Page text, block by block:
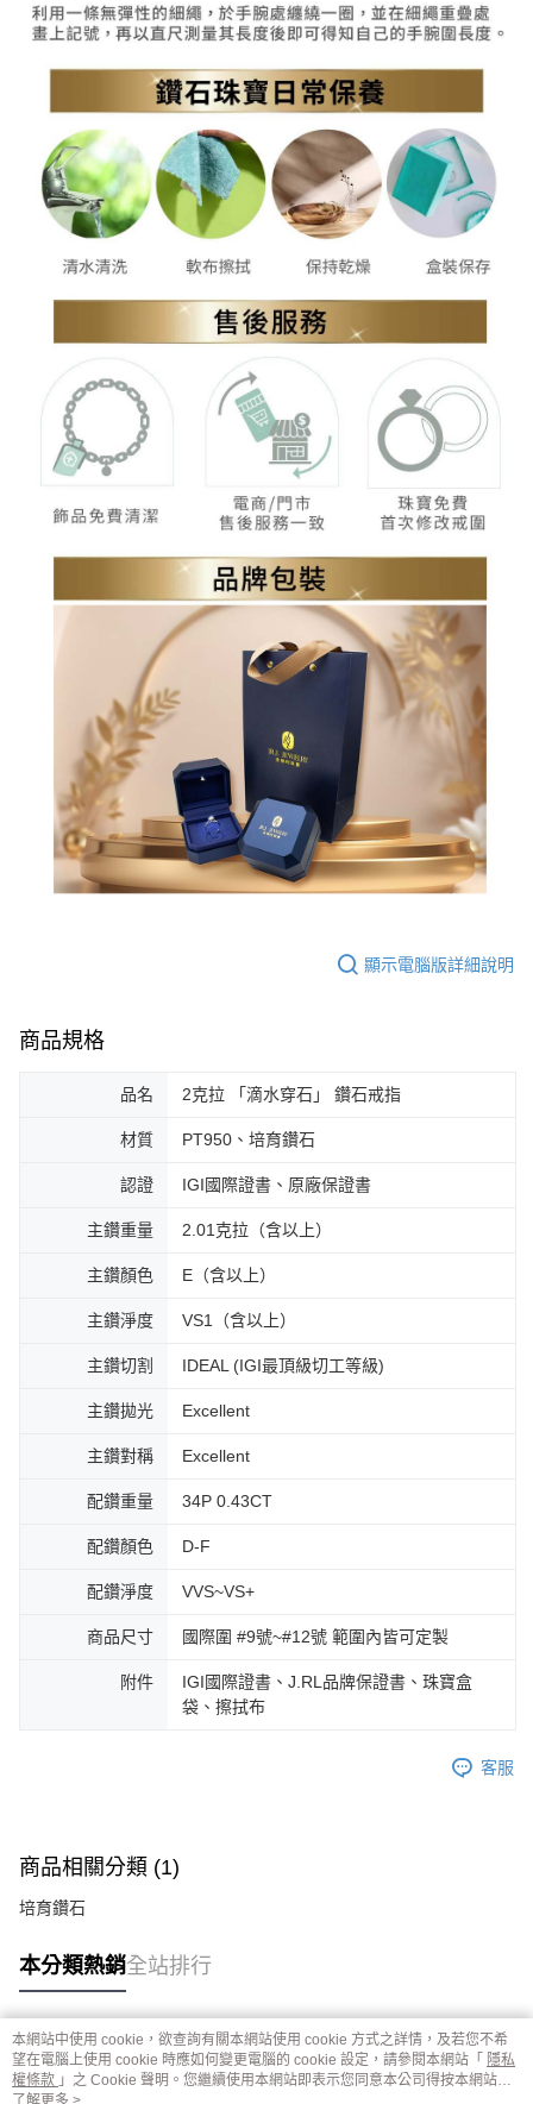
顯示電腦版詳細說明
商品規格
品名 2克拉 「滴水穿石」 鑽石戒指
材質 PT950、培育鑽石
認證 IGI國際證書、原廠保證書
主鑽重量 2.01克拉（含以上）
主鑽顏色 E（含以上）
主鑽淨度 VS1（含以上）
主鑽切割 IDEAL (IGI最頂級切工等級)
主鑽拋光 Excellent
主鑽對稱 Excellent
配鑽重量 34P 0.43CT
配鑽顏色 D-F
配鑽淨度 VVS~VS+
商品尺寸 國際圍 #9號~#12號 範圍內皆可定製
附件
IGI國際證書、J.RL品牌保證書、珠寶盒
袋、擦拭布
客服
商品相關分類 (1)
培育鑽石
本分類熱銷全站排行
熱門標籤
本網站中使用 cookie，欲查詢有關本網站使用 cookie 方式之詳情，及若您不希
望在電腦上使用 cookie 時應如何變更電腦的 cookie 設定，請參閱本網站「 隱私
權條款 」之 Cookie 聲明。您繼續使用本網站即表示您同意本公司得按本網站使
用條款之 Cookie 聲明使用 cookie。
了解更多 >